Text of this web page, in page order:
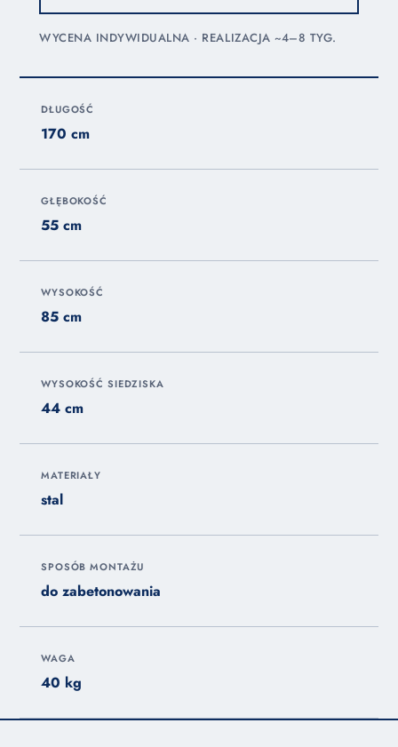
WYCENA INDYWIDUALNA · REALIZACJA ~4–8 TYG.
DŁUGOŚĆ
170 cm
GŁĘBOKOŚĆ
55 cm
WYSOKOŚĆ
85 cm
WYSOKOŚĆ SIEDZISKA
44 cm
MATERIAŁY
stal
SPOSÓB MONTAŻU
do zabetonowania
WAGA
40 kg